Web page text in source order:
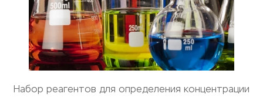
Набор реагентов для определения концентрации